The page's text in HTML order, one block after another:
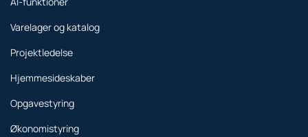
Varelager og katalog
Projektledelse
Hjemmesideskaber
Opgavestyring
Økonomistyring